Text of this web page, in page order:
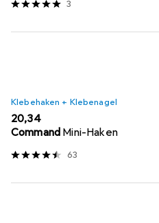
3
Klebehaken + Klebenagel
EUR
20,34
Command Mini-Haken
63